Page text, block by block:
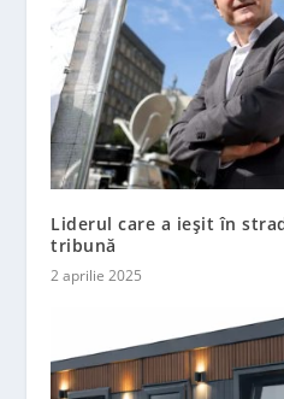
Liderul care a ieșit în
tribună
2 aprilie 2025